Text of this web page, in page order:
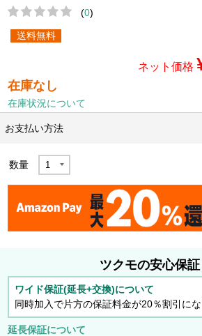
(0)
送料無料
ネット価格
在庫なし
在庫状況について
お支払い方法
数量
ツクモの安心保証
ワイド保証(延長+交換)について
同時加入で片方の保証料金が20％割引にな
延長保証について